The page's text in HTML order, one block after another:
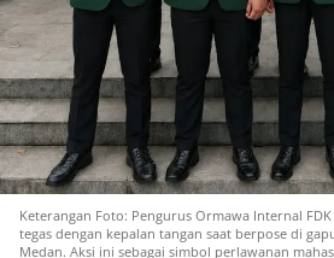
Keterangan Foto: Pengurus Ormawa Internal
tegas dengan kepalan tangan saat berpose di
Medan. Aksi ini sebagai simbol perlawanan